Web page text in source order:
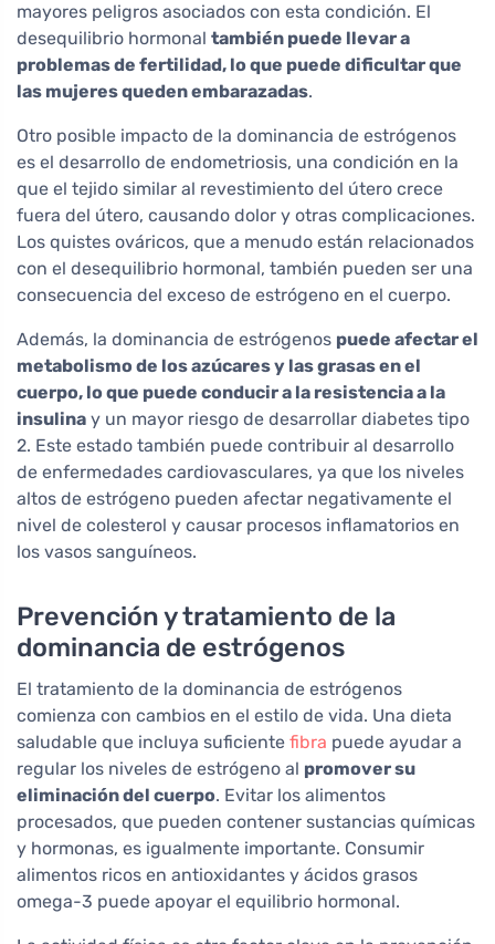
mayores peligros asociados con esta condición. El
desequilibrio hormonal también puede llevar a
problemas de fertilidad, lo que puede dificultar que
las mujeres queden embarazadas.
Otro posible impacto de la dominancia de estrógenos
es el desarrollo de endometriosis, una condición en la
que el tejido similar al revestimiento del útero crece
fuera del útero, causando dolor y otras complicaciones.
Los quistes ováricos, que a menudo están relacionados
con el desequilibrio hormonal, también pueden ser una
consecuencia del exceso de estrógeno en el cuerpo.
Además, la dominancia de estrógenos puede afectar el
metabolismo de los azúcares y las grasas en el
cuerpo, lo que puede conducir a la resistencia a la
insulina y un mayor riesgo de desarrollar diabetes tipo
2. Este estado también puede contribuir al desarrollo
de enfermedades cardiovasculares, ya que los niveles
altos de estrógeno pueden afectar negativamente el
nivel de colesterol y causar procesos inflamatorios en
los vasos sanguíneos.
Prevención y tratamiento de la
dominancia de estrógenos
El tratamiento de la dominancia de estrógenos
comienza con cambios en el estilo de vida. Una dieta
saludable que incluya suficiente fibra puede ayudar a
regular los niveles de estrógeno al promover su
eliminación del cuerpo. Evitar los alimentos
procesados, que pueden contener sustancias químicas
y hormonas, es igualmente importante. Consumir
alimentos ricos en antioxidantes y ácidos grasos
omega-3 puede apoyar el equilibrio hormonal.